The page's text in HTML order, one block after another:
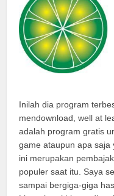
Inilah dia program
mendownload, well at
adalah program gratis
game ataupun apa saja
ini merupakan
populer saat itu. Saya
sampai bergiga-giga